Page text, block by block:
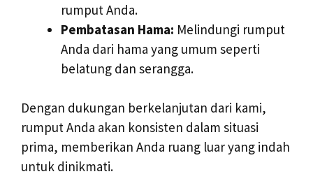
rumput Anda.
Pembatasan Hama: Melindungi rumput
Anda dari hama yang umum seperti
belatung dan serangga.
Dengan dukungan berkelanjutan dari kami,
rumput Anda akan konsisten dalam situasi
prima, memberikan Anda ruang luar yang indah
untuk dinikmati.